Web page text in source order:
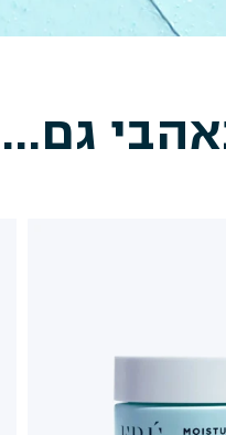
גם...